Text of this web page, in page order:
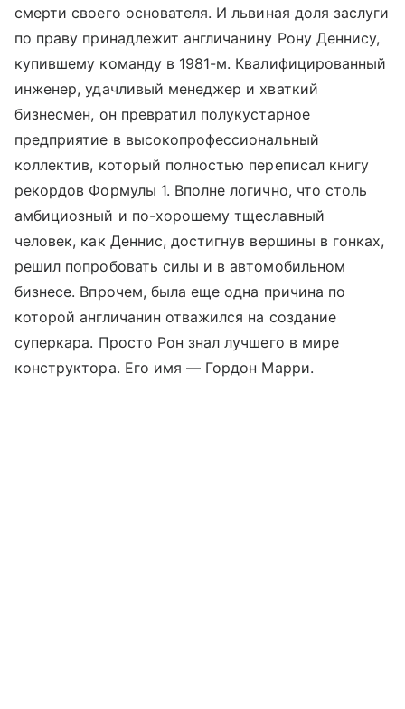
смерти своего основателя. И львиная доля заслуги
по праву принадлежит англичанину Рону Деннису,
купившему команду в 1981-м. Квалифицированный
инженер, удачливый менеджер и хваткий
бизнесмен, он превратил полукустарное
предприятие в высокопрофессиональный
коллектив, который полностью переписал книгу
рекордов Формулы 1. Вполне логично, что столь
амбициозный и по-хорошему тщеславный
человек, как Деннис, достигнув вершины в гонках,
решил попробовать силы и в автомобильном
бизнесе. Впрочем, была еще одна причина по
которой англичанин отважился на создание
суперкара. Просто Рон знал лучшего в мире
конструктора. Его имя — Гордон Марри.